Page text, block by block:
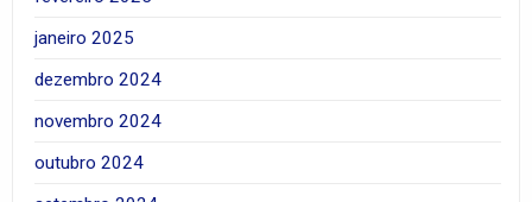
janeiro 2025
dezembro 2024
novembro 2024
outubro 2024